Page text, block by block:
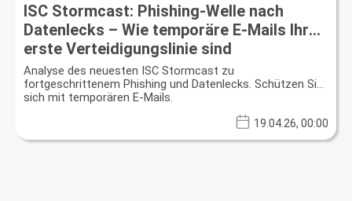
ISC Stormcast: Phishing-Welle nach
Datenlecks – Wie temporäre E-Mails Ihre
erste Verteidigungslinie sind
Analyse des neuesten ISC Stormcast zu
fortgeschrittenem Phishing und Datenlecks. Schützen Sie
sich mit temporären E-Mails.
19.04.26, 00:00